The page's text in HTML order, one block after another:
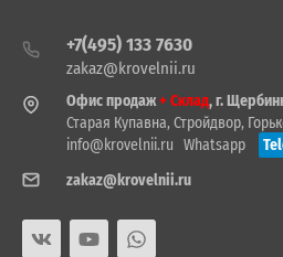
+7(495) 133 7630
zakaz@krovelnii.ru
Офис продаж+ Склад, г.
Старая Купавна, Стройдвор,
info@krovelnii.ru Whatsapp
zakaz@krovelnii.ru